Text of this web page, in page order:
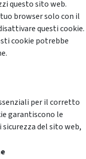
questo sito web.
browser solo con il
questi cookie.
cookie potrebbe
per il corretto
garantiscono le
del sito web,